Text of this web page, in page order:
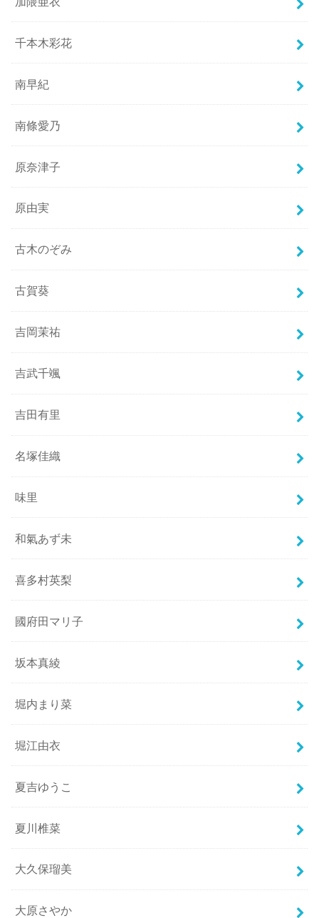
千本木彩花
南早紀
南條愛乃
原奈津子
原由実
古木のぞみ
古賀葵
吉岡茉祐
吉武千颯
吉田有里
名塚佳織
味里
和氣あず未
喜多村英梨
國府田マリ子
坂本真綾
堀内まり菜
堀江由衣
夏吉ゆうこ
夏川椎菜
大久保瑠美
大原さやか